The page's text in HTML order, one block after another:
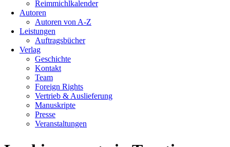
Reimmichlkalender
Autoren
Autoren von A-Z
Leistungen
Auftragsbücher
Verlag
Geschichte
Kontakt
Team
Foreign Rights
Vertrieb & Auslieferung
Manuskripte
Presse
Veranstaltungen